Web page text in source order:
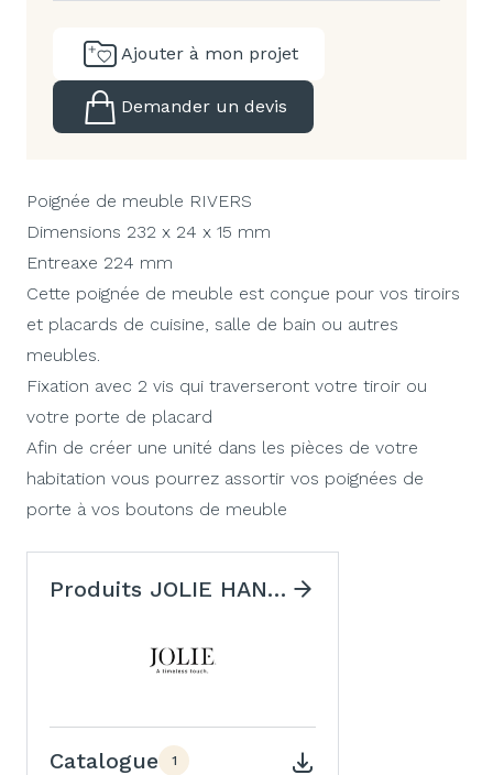
Ajouter à mon projet
Demander un devis
Poignée de meuble RIVERS
Dimensions 232 x 24 x 15 mm
Entreaxe 224 mm
Cette poignée de meuble est conçue pour vos tiroirs
et placards de cuisine, salle de bain ou autres
meubles.
Fixation avec 2 vis qui traverseront votre tiroir ou
votre porte de placard
Afin de créer une unité dans les pièces de votre
habitation vous pourrez assortir vos poignées de
porte à vos boutons de meuble
Produits JOLIE HANDLES
Catalogue 1